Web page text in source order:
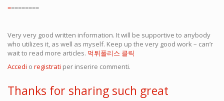
=========
Very very good written information. It will be supportive to anybody
who utilizes it, as well as myself. Keep up the very good work – can’r
wait to read more articles. 먹튀폴리스 클릭
Accedi o registrati per inserire commenti.
Thanks for sharing such great